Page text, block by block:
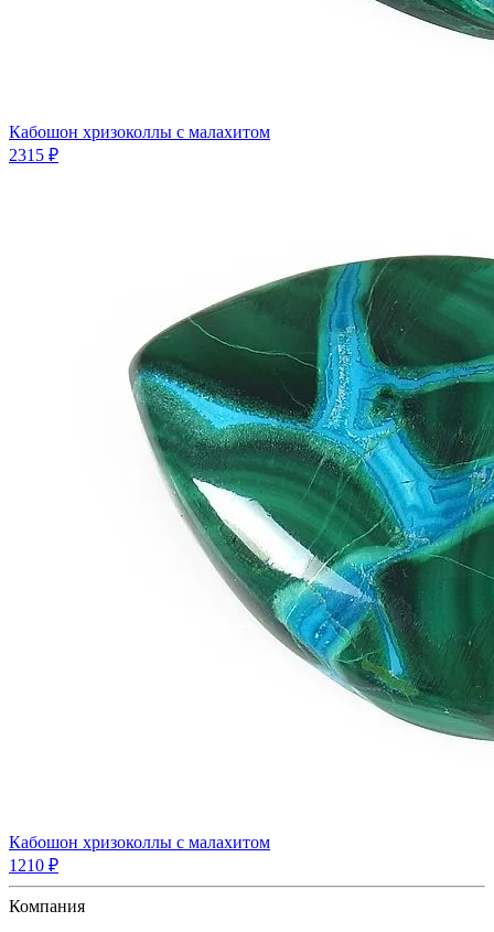
Кабошон хризоколлы с малахитом
2315 ₽
Кабошон хризоколлы с малахитом
1210 ₽
Компания